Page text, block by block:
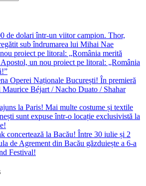
de dolari într-un viitor campion. Thor,
sub îndrumarea lui Mihai Nae
proiect pe litoral: „România merită
un nou proiect pe litoral: „România
Operei Naționale București! În premieră
Béjart / Nacho Duato / Shahar
la Paris! Mai multe costume și textile
sunt expuse într-o locație exclusivistă la
concertează la Bacău! Între 30 iulie și 2
de Agrement din Bacău găzduiește a 6-a
Festival!